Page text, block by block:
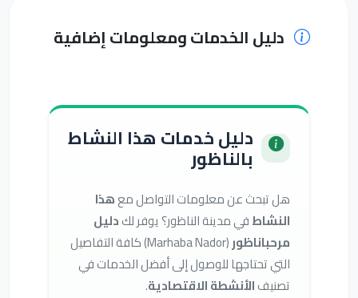
دليل الخدمات ومعلومات إضافية
دليل خدمات هذا النشاط
بالناظور
هل تبحث عن معلومات التواصل معهذا
النشاطفي مدينة الناظور؟ يوفر لكدليل
مرحباناظور
(Marhaba Nador) كافة التفاصيل
التي تحتاجها للوصول إلى أفضل الخدمات في
تصنيفالأنشطة الاقتصادية.